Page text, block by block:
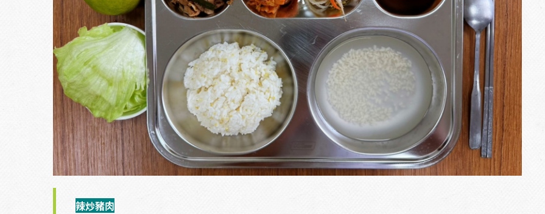
辣炒豬肉